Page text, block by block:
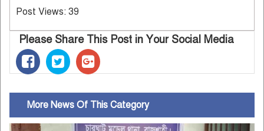
Post Views: 39
Please Share This Post in Your Social Media
More News Of This Category